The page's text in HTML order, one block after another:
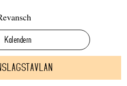
Kalendern